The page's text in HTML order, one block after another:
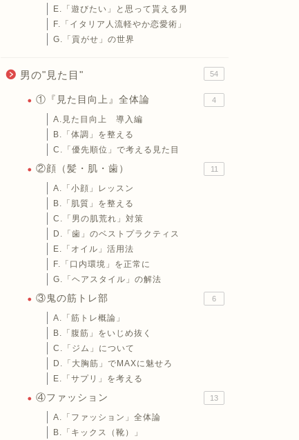
E.「遊びたい」と思って貰える男
F.「イタリア人流軽やか恋愛術」
G.「貢がせ」の世界
男の"見た目" 54
①『見た目向上』全体論 4
A.見た目向上 導入編
B.「体調」を整える
C.「優先順位」で考える見た目
②顔（髪・肌・歯） 11
A.「小顔」レッスン
B.「肌質」を整える
C.「男の肌荒れ」対策
D.「歯」のベストプラクティス
E.「オイル」活用法
F.「口内環境」を正常に
G.「ヘアスタイル」の解法
③鬼の筋トレ部 6
A.「筋トレ概論」
B.「腹筋」をいじめ抜く
C.「ジム」について
D.「大胸筋」でMAXに魅せろ
E.「サプリ」を考える
④ファッション 13
A.「ファッション」全体論
B.「キックス（靴）」